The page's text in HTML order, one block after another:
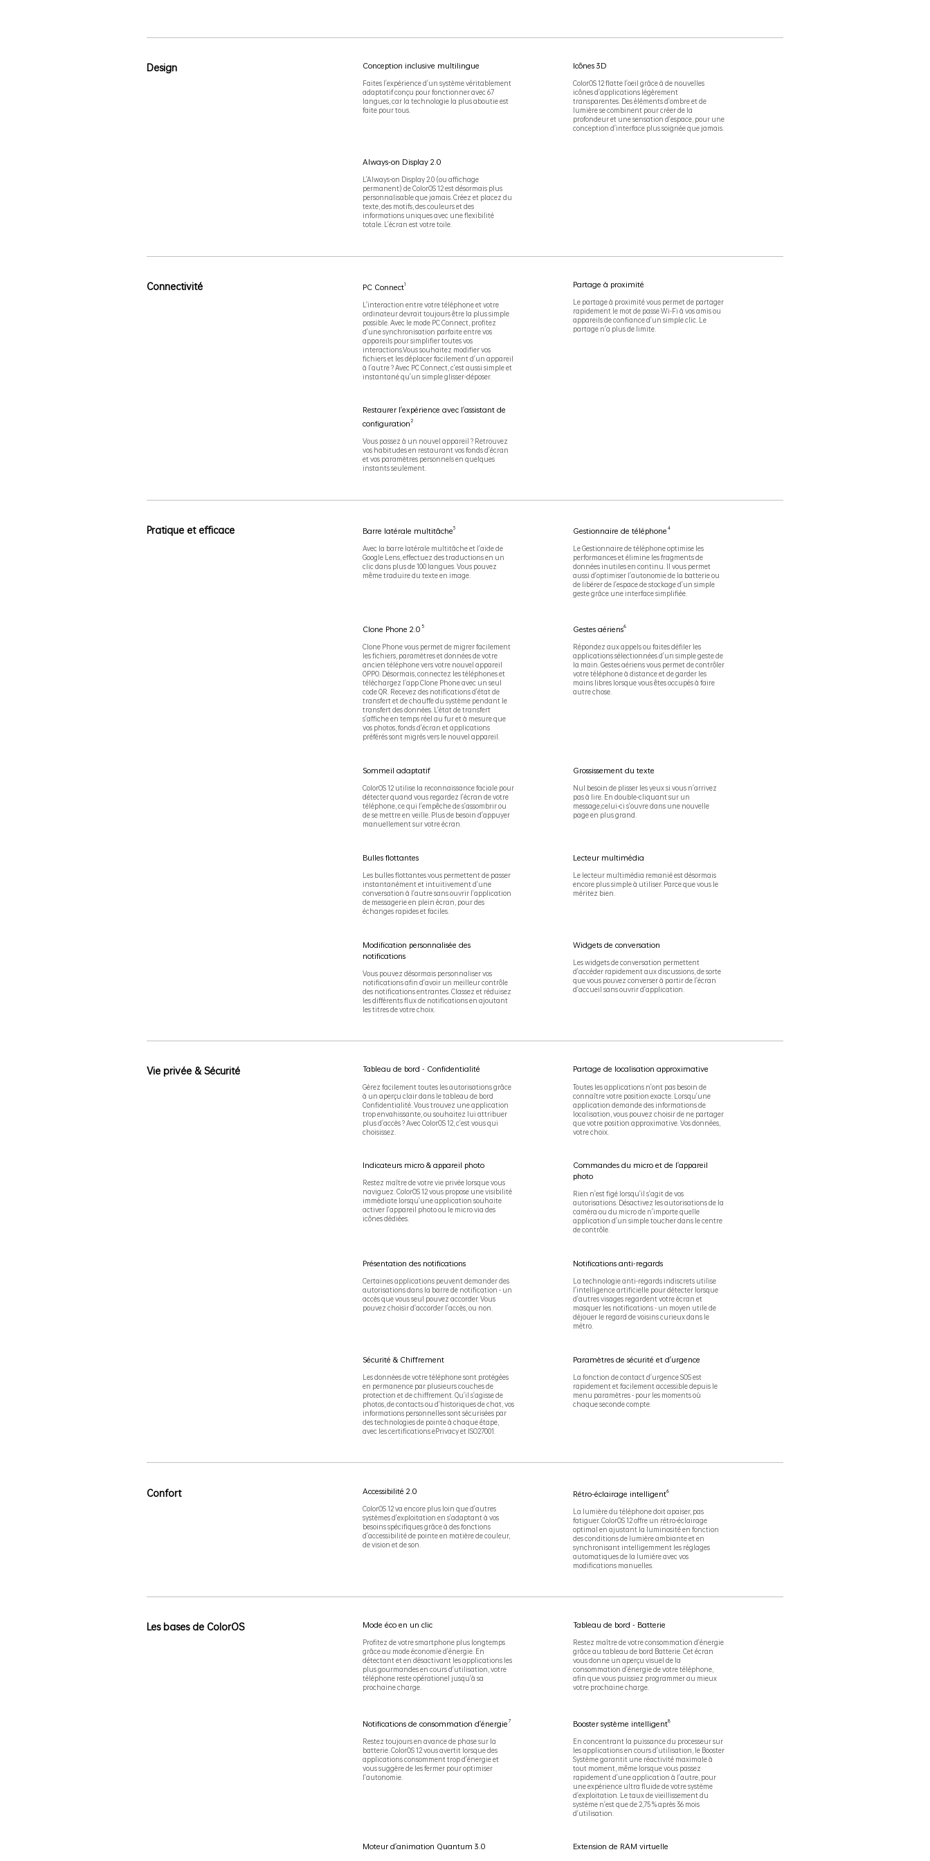
Design Conception inclusive multilingue
Faites l'expérience d'un système véritablement
adaptatif conçu pour fonctionner avec 67
langues, car la technologie la plus aboutie est
faite pour tous.
Icônes 3D
ColorOS 12 flatte l'oeil grâce à de nouvelles
icônes d'applications légèrement
transparentes. Des éléments d'ombre et de
lumière se combinent pour créer de la
profondeur et une sensation d'espace, pour une
conception d'interface plus soignée que jamais.
Always-on Display 2.0
L'Always-on Display 2.0 (ou affichage
permanent) de ColorOS 12 est désormais plus
personnalisable que jamais. Créez et placez du
texte, des motifs, des couleurs et des
informations uniques avec une flexibilité
totale. L'écran est votre toile.
Connectivité PC Connect1
L'interaction entre votre téléphone et votre
ordinateur devrait toujours être la plus simple
possible. Avec le mode PC Connect, profitez
d'une synchronisation parfaite entre vos
appareils pour simplifier toutes vos
interactions.Vous souhaitez modifier vos
fichiers et les déplacer facilement d'un appareil
à l'autre ? Avec PC Connect, c'est aussi simple et
instantané qu'un simple glisser-déposer.
Partage à proximité
Le partage à proximité vous permet de partager
rapidement le mot de passe Wi-Fi à vos amis ou
appareils de confiance d'un simple clic. Le
partage n'a plus de limite.
Restaurer l'expérience avec l'assistant de
configuration2
Vous passez à un nouvel appareil ? Retrouvez
vos habitudes en restaurant vos fonds d'écran
et vos paramètres personnels en quelques
instants seulement.
Pratique et efficace Barre latérale multitâche3
Avec la barre latérale multitâche et l'aide de
Google Lens, effectuez des traductions en un
clic dans plus de 100 langues. Vous pouvez
même traduire du texte en image.
Gestionnaire de téléphone 4
Le Gestionnaire de téléphone optimise les
performances et élimine les fragments de
données inutiles en continu. Il vous permet
aussi d'optimiser l'autonomie de la batterie ou
de libérer de l'espace de stockage d'un simple
geste grâce une interface simplifiée.
Clone Phone 2.0 5
Clone Phone vous permet de migrer facilement
les fichiers, paramètres et données de votre
ancien téléphone vers votre nouvel appareil
OPPO. Désormais, connectez les téléphones et
téléchargez l'app Clone Phone avec un seul
code QR. Recevez des notifications d'état de
transfert et de chauffe du système pendant le
transfert des données. L'état de transfert
s'affiche en temps réel au fur et à mesure que
vos photos, fonds d'écran et applications
préférés sont migrés vers le nouvel appareil.
Gestes aériens6
Répondez aux appels ou faites défiler les
applications sélectionnées d'un simple geste de
la main. Gestes aériens vous permet de contrôler
votre téléphone à distance et de garder les
mains libres lorsque vous êtes occupés à faire
autre chose.
Sommeil adaptatif
ColorOS 12 utilise la reconnaissance faciale pour
détecter quand vous regardez l'écran de votre
téléphone, ce qui l'empêche de s'assombrir ou
de se mettre en veille. Plus de besoin d'appuyer
manuellement sur votre écran.
Grossissement du texte
Nul besoin de plisser les yeux si vous n'arrivez
pas à lire. En double-cliquant sur un
message,celui-ci s'ouvre dans une nouvelle
page en plus grand.
Bulles flottantes
Les bulles flottantes vous permettent de passer
instantanément et intuitivement d'une
conversation à l'autre sans ouvrir l'application
de messagerie en plein écran, pour des
échanges rapides et faciles.
Lecteur multimédia
Le lecteur multimédia remanié est désormais
encore plus simple à utiliser. Parce que vous le
méritez bien.
Modification personnalisée des
notifications
Vous pouvez désormais personnaliser vos
notifications afin d'avoir un meilleur contrôle
des notifications entrantes. Classez et réduisez
les différents flux de notifications en ajoutant
les titres de votre choix.
Widgets de conversation
Les widgets de conversation permettent
d'accéder rapidement aux discussions, de sorte
que vous pouvez converser à partir de l'écran
d'accueil sans ouvrir d'application.
Vie privée & Sécurité Tableau de bord - Confidentialité
Gérez facilement toutes les autorisations grâce
à un aperçu clair dans le tableau de bord
Confidentialité. Vous trouvez une application
trop envahissante, ou souhaitez lui attribuer
plus d'accès ? Avec ColorOS 12, c'est vous qui
choisissez.
Partage de localisation approximative
Toutes les applications n'ont pas besoin de
connaître votre position exacte. Lorsqu'une
application demande des informations de
localisation, vous pouvez choisir de ne partager
que votre position approximative. Vos données,
votre choix.
Indicateurs micro & appareil photo
Restez maître de votre vie privée lorsque vous
naviguez. ColorOS 12 vous propose une visibilité
immédiate lorsqu'une application souhaite
activer l'appareil photo ou le micro via des
icônes dédiées.
Commandes du micro et de l'appareil
photo
Rien n'est figé lorsqu'il s'agit de vos
autorisations. Désactivez les autorisations de la
caméra ou du micro de n'importe quelle
application d'un simple toucher dans le centre
de contrôle.
Présentation des notifications
Certaines applications peuvent demander des
autorisations dans la barre de notification - un
accès que vous seul pouvez accorder. Vous
pouvez choisir d'accorder l'accès, ou non.
Notifications anti-regards
La technologie anti-regards indiscrets utilise
l'intelligence artificielle pour détecter lorsque
d'autres visages regardent votre écran et
masquer les notifications - un moyen utile de
déjouer le regard de voisins curieux dans le
métro.
Sécurité & Chiffrement
Les données de votre téléphone sont protégées
en permanence par plusieurs couches de
protection et de chiffrement. Qu'il s'agisse de
photos, de contacts ou d'historiques de chat, vos
informations personnelles sont sécurisées par
des technologies de pointe à chaque étape,
avec les certifications ePrivacy et ISO27001.
Paramètres de sécurité et d'urgence
La fonction de contact d'urgence SOS est
rapidement et facilement accessible depuis le
menu paramètres - pour les moments où
chaque seconde compte.
Confort Accessibilité 2.0
ColorOS 12 va encore plus loin que d'autres
systèmes d'exploitation en s'adaptant à vos
besoins spécifiques grâce à des fonctions
d'accessibilité de pointe en matière de couleur,
de vision et de son.
Rétro-éclairage intelligent6
La lumière du téléphone doit apaiser, pas
fatiguer. ColorOS 12 offre un rétro-éclairage
optimal en ajustant la luminosité en fonction
des conditions de lumière ambiante et en
synchronisant intelligemment les réglages
automatiques de la lumière avec vos
modifications manuelles.
Les bases de ColorOS Mode éco en un clic
Profitez de votre smartphone plus longtemps
grâce au mode économie d'énergie. En
détectant et en désactivant les applications les
plus gourmandes en cours d'utilisation, votre
téléphone reste opérationel jusqu'à sa
prochaine charge.
Tableau de bord - Batterie
Restez maître de votre consommation d'énergie
grâce au tableau de bord Batterie. Cet écran
vous donne un aperçu visuel de la
consommation d'énergie de votre téléphone,
afin que vous puissiez programmer au mieux
votre prochaine charge.
Notifications de consommation d'énergie 7
Restez toujours en avance de phase sur la
batterie. ColorOS 12 vous avertit lorsque des
applications consomment trop d'énergie et
vous suggère de les fermer pour optimiser
l'autonomie.
Booster système intelligent8
En concentrant la puissance du processeur sur
les applications en cours d'utilisation, le Booster
Système garantit une réactivité maximale à
tout moment, même lorsque vous passez
rapidement d'une application à l'autre, pour
une expérience ultra fluide de votre système
d'exploitation. Le taux de vieillissement du
système n'est que de 2,75 % après 36 mois
d'utilisation.
Moteur d'animation Quantum 3.0 Extension de RAM virtuelle